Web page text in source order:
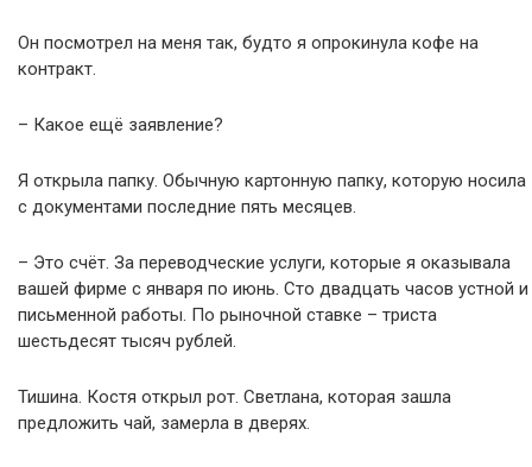
Он посмотрел на меня так, будто я опрокинула кофе на
контракт.
– Какое ещё заявление?
Я открыла папку. Обычную картонную папку, которую носила
с документами последние пять месяцев.
– Это счёт. За переводческие услуги, которые я оказывала
вашей фирме с января по июнь. Сто двадцать часов устной и
письменной работы. По рыночной ставке – триста
шестьдесят тысяч рублей.
Тишина. Костя открыл рот. Светлана, которая зашла
предложить чай, замерла в дверях.